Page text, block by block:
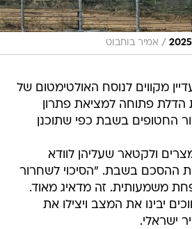
/ אמיר בוחבוט
מקווים לנוסח האולטימטום של
הדלת פתוחה למציאת פתרון
החטופים בשבת כפי שתוכנן
ולקטאר שעליהן לוודא
ההסכם בשבת. "הסיכוי לשחרור
משמעותית. זה מדאיג מאוד.
יבינו את המצב ויצילו את
ישראלי.